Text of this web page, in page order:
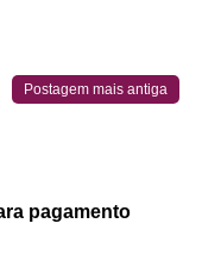
Postagem mais antiga
pagamento